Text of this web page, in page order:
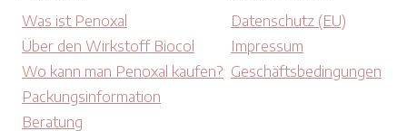
Was ist Penoxal
Über den Wirkstoff Biocol
Wo kann man Penoxal kaufen?
Packungsinformation
Beratung
Datenschutz (EU)
Impressum
Geschäftsbedingungen